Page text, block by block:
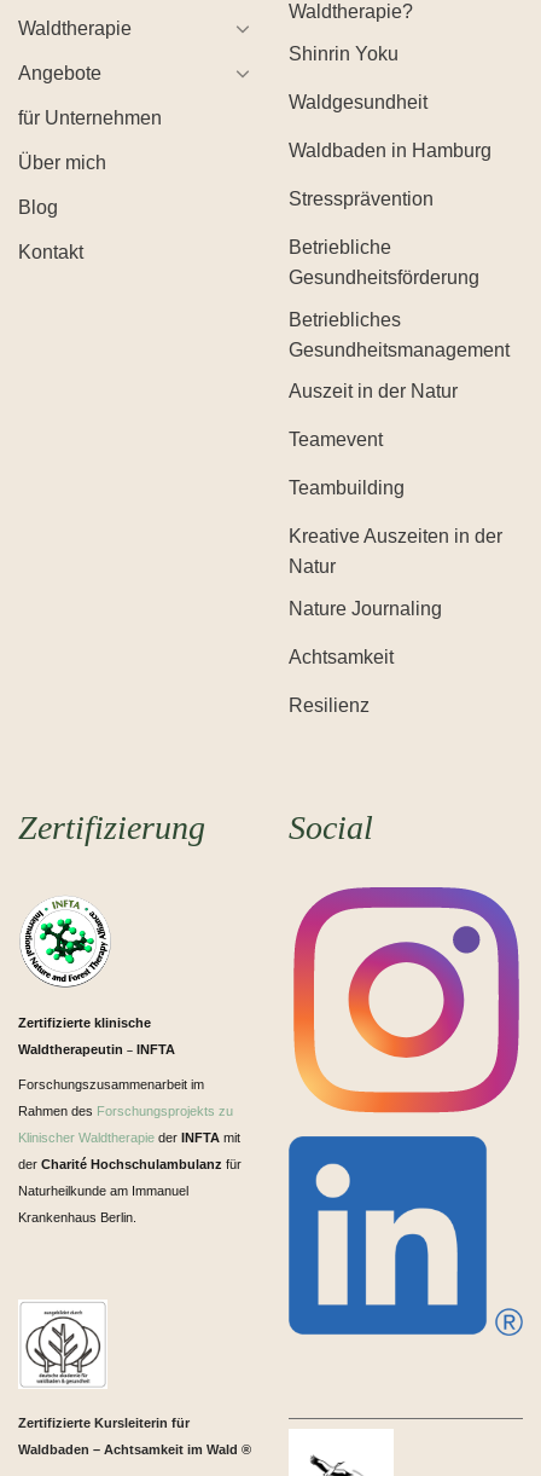
Waldtherapie
Angebote
für Unternehmen
Über mich
Blog
Kontakt
Waldtherapie?
Shinrin Yoku
Waldgesundheit
Waldbaden in Hamburg
Stressprävention
Betriebliche
Gesundheitsförderung
Betriebliches
Gesundheitsmanagement
Auszeit in der Natur
Teamevent
Teambuilding
Kreative Auszeiten in der
Natur
Nature Journaling
Achtsamkeit
Resilienz
Zertifizierung
Zertifizierte klinische
Waldtherapeutin – INFTA
Forschungszusammenarbeit im
Rahmen des Forschungsprojekts zu
Klinischer Waldtherapie der INFTA mit
der Charité Hochschulambulanz für
Naturheilkunde am Immanuel
Krankenhaus Berlin.
Zertifizierte Kursleiterin für
Waldbaden – Achtsamkeit im Wald ®
Social